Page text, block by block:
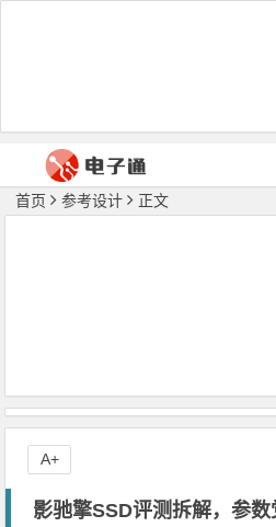
首页 参考设计 正文
影驰擎SSD评测拆解，参
A+